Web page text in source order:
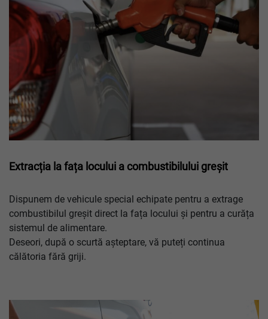
Extracția la fața locului a combustibilului greșit
Dispunem de vehicule special echipate pentru a extrage
combustibilul greșit direct la fața locului și pentru a curăța
sistemul de alimentare.
Deseori, după o scurtă așteptare, vă puteți continua
călătoria fără griji.